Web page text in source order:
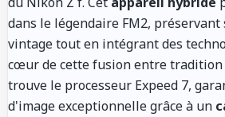
dans le légendaire FM2,
vintage tout en intégrant des
cœur de cette fusion entre tradition
trouve le processeur Expeed 7,
d'image exceptionnelle grâce à un